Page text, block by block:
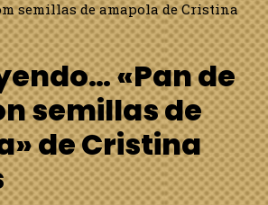
«Pan de
semillas de
de Cristina